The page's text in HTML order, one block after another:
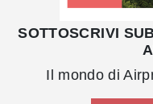
SOTTOSCRIVI
Il mondo di